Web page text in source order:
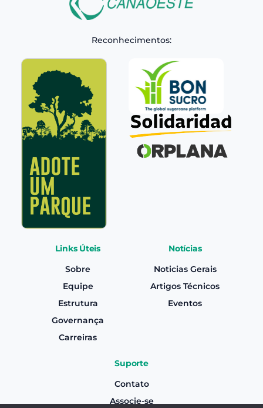
Reconhecimentos:
Links Úteis
Sobre
Equipe
Estrutura
Governança
Carreiras
Notícias
Noticias Gerais
Artigos Técnicos
Eventos
Suporte
Contato
Associe-se